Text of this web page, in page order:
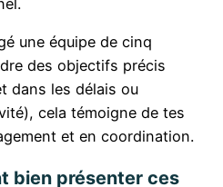
une équipe de cinq
des objectifs précis
dans les délais ou
cela témoigne de tes
et en coordination.
bien présenter ces